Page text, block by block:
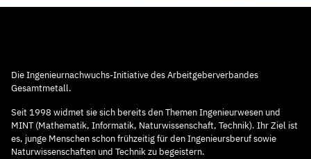
Die Ingenieurnachwuchs-Initiative des Arbeitgeberverbandes
Gesamtmetall.
Seit 1998 widmet sie sich bereits den Themen Ingenieurwesen und
MINT (Mathematik, Informatik, Naturwissenschaft, Technik). Ihr Ziel ist
es, junge Menschen schon frühzeitig für den Ingenieursberuf sowie
Naturwissenschaften und Technik zu begeistern.